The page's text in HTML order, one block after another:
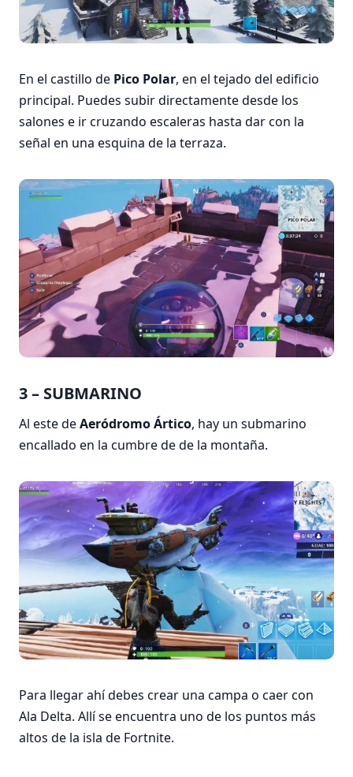
En el castillo de Pico Polar, en el tejado del edificio
principal. Puedes subir directamente desde los
salones e ir cruzando escaleras hasta dar con la
señal en una esquina de la terraza.
3 – SUBMARINO
Al este deAeródromo Ártico, hay un submarino
encallado en la cumbre de de la montaña.
Para llegar ahí debes crear una campa o caer con
Ala Delta. Allí se encuentra uno de los puntos más
altos de la isla de Fortnite.